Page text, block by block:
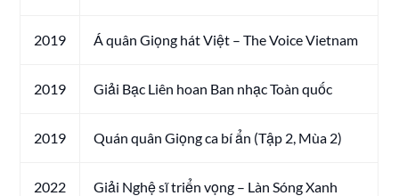
2019 Á quân Giọng hát Việt – The Voice Vietnam
2019 Giải Bạc Liên hoan Ban nhạc Toàn quốc
2019 Quán quân Giọng ca bí ẩn (Tập 2, Mùa 2)
2022 Giải Nghệ sĩ triển vọng – Làn Sóng Xanh